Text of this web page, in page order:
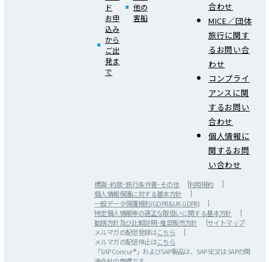
ド
お申
込み
から
ご出
発ま
で
他の
客船
合わせ
MICE／団体
旅行に関す
るお問い合
わせ
コンプライ
アンスに関
するお問い
合わせ
個人情報に
関するお問
い合わせ
標識･約款･旅行条件書･その他
利用規約
個人情報保護に対する基本方針
一般データ保護規則(GDPR&UK GDPR)
特定個人情報等の適正な取扱いに関する基本方針
勧誘方針及び比較説明･推奨販売方針
サイトマップ
メルマガの配信登録はこちら
メルマガの配信停止はこちら
「SAP Concur®」およびSAP製品は、SAP SE又は SAPの関